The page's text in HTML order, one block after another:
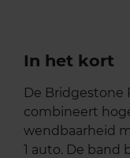
In het kort
De Bridgestone
combineert
wendbaarheid
1 auto. De band